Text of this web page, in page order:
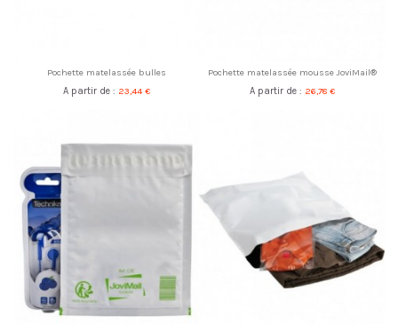
Pochette matelassée bulles
A partir de : 23,44 €
Pochette matelassée mousse JoviMail®
A partir de : 26,78 €